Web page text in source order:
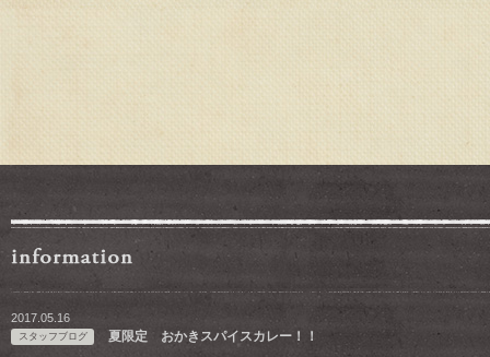
2017.05.16
スタッフブログ 夏限定 おかきスパイスカレー！！